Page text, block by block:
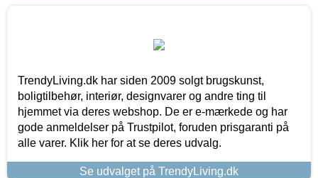
TrendyLiving.dk har siden 2009 solgt brugskunst,
boligtilbehør, interiør, designvarer og andre ting til
hjemmet via deres webshop. De er e-mærkede og har
gode anmeldelser på Trustpilot, foruden prisgaranti på
alle varer. Klik her for at se deres udvalg.
Se udvalget på TrendyLiving.dk